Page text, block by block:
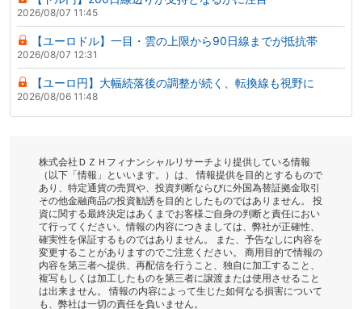
2026/08/07 11:45
【ユーロドル】一目・雲の上限から90日線までが抵抗帯
2026/08/07 12:31
【ユーロ円】大幅続落後の調整が続く、転換線も視野に
2026/08/06 11:48
株式会社ＤＺＨフィナンシャルリサーチより提供している情報
（以下「情報」といいます。）は、 情報提供を目的とするもので
あり、特定通貨の売買や、投資判断ならびに外国為替証拠金取引
その他金融商品の投資勧誘を目的としたものではありません。 投
資に関する最終決定はあくまでお客様ご自身の判断と責任におい
て行ってください。情報の内容につきましては、弊社が正確性、
確実性を保証するものではありません。 また、予告なしに内容を
変更することがありますのでご注意ください。 商用目的で情報の
内容を第三者へ提供、再配信を行うこと、独自に加工すること、
複写もしくは加工したものを第三者に譲渡または使用させること
は出来ません。 情報の内容によって生じた如何なる損害について
も、弊社は一切の責任を負いません。